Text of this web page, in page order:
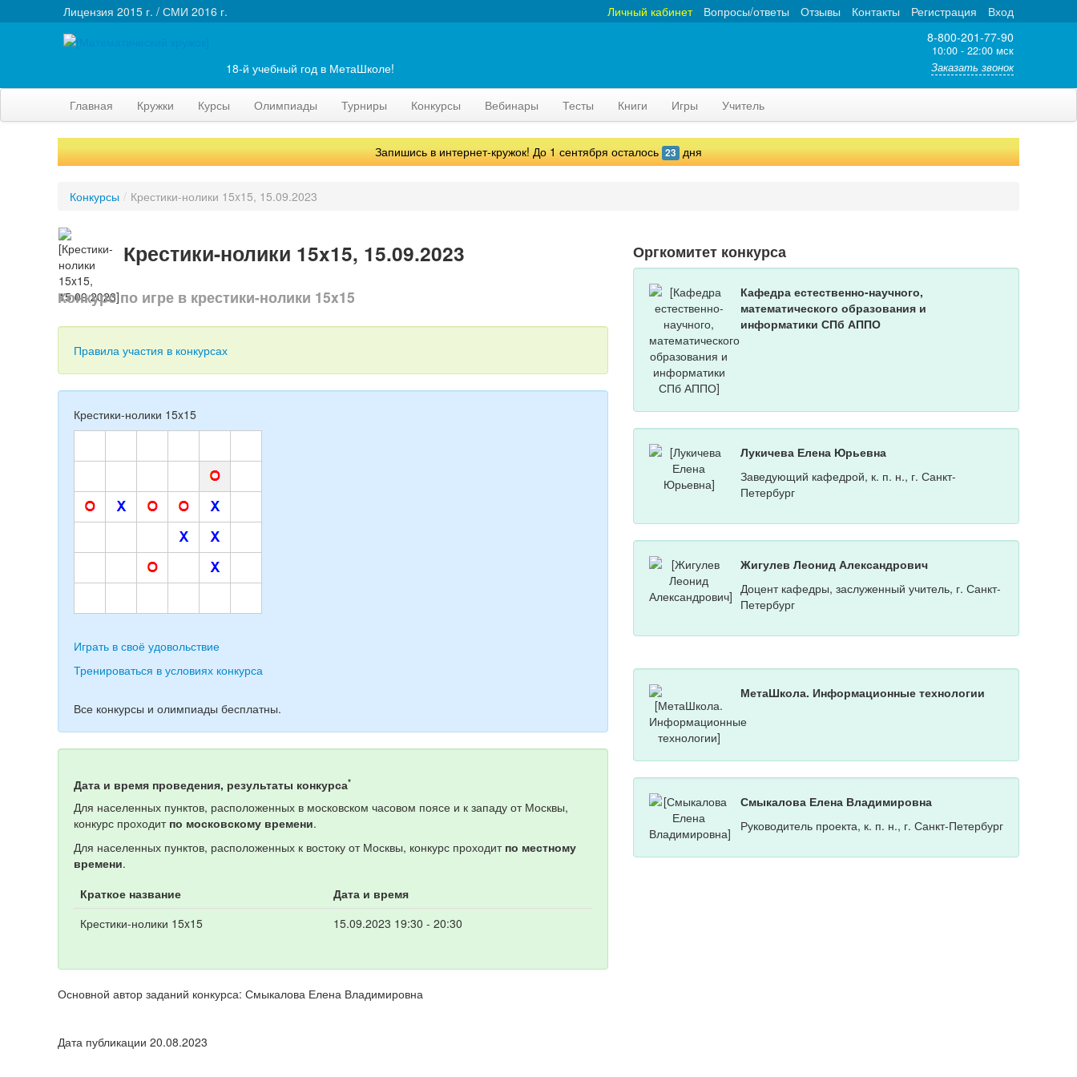
Лицензия 2015 г. / СМИ 2016 г. Вход
Регистрация
Контакты
Отзывы
Вопросы/ответы
Личный кабинет
8-800-201-77-90
10:00 - 22:00 мск
Заказать звонок
18-й учебный год в МетаШколе!
Главная Кружки Курсы Олимпиады Турниры Конкурсы Вебинары Тесты Книги Игры Учитель
Запишись в интернет-кружок! До 1 сентября осталось 23 дня
Конкурсы / Крестики-нолики 15x15, 15.09.2023
Крестики-нолики 15x15, 15.09.2023
Конкурс по игре в крестики-нолики 15x15
Правила участия в конкурсах
Крестики-нолики 15x15
Играть в своё удовольствие
Тренироваться в условиях конкурса
Все конкурсы и олимпиады бесплатны.
Дата и время проведения, результаты конкурса*
Для населенных пунктов, расположенных в московском часовом поясе и к западу от Москвы,
конкурс проходит по московскому времени.
Для населенных пунктов, расположенных к востоку от Москвы, конкурс проходит по местному
времени.
Краткое название
Дата и время
Крестики-нолики 15x15
15.09.2023 19:30 - 20:30
Основной автор заданий конкурса: Смыкалова Елена Владимировна
Оргкомитет конкурса
Кафедра естественно-научного,
математического образования и
информатики СПб АППО
Лукичева Елена Юрьевна
Заведующий кафедрой, к. п. н., г. Санкт-
Петербург
Жигулев Леонид Александрович
Доцент кафедры, заслуженный учитель, г. Санкт-
Петербург
МетаШкола. Информационные технологии
Смыкалова Елена Владимировна
Руководитель проекта, к. п. н., г. Санкт-Петербург
Дата публикации 20.08.2023